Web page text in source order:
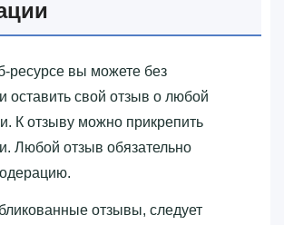
ресурсе вы можете без
оставить свой отзыв о любой
К отзыву можно прикрепить
Любой отзыв обязательно
отзывы, следует